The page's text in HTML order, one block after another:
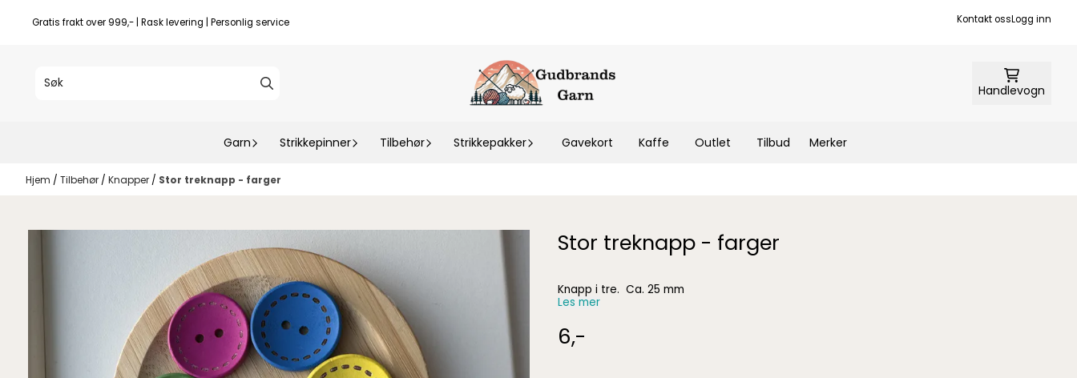
Hopp til innhold
Gratis frakt over 999,- | Rask levering | Personlig service Kontakt ossLogg inn
Handlevogn
Garn Strikkepinner Tilbehør Strikkepakker Gavekort Kaffe Outlet Tilbud Merker
Hjem / Tilbehør / Knapper / Stor treknapp - farger
Stor treknapp - farger
Knapp i tre. Ca. 25 mm
Les mer
6,-